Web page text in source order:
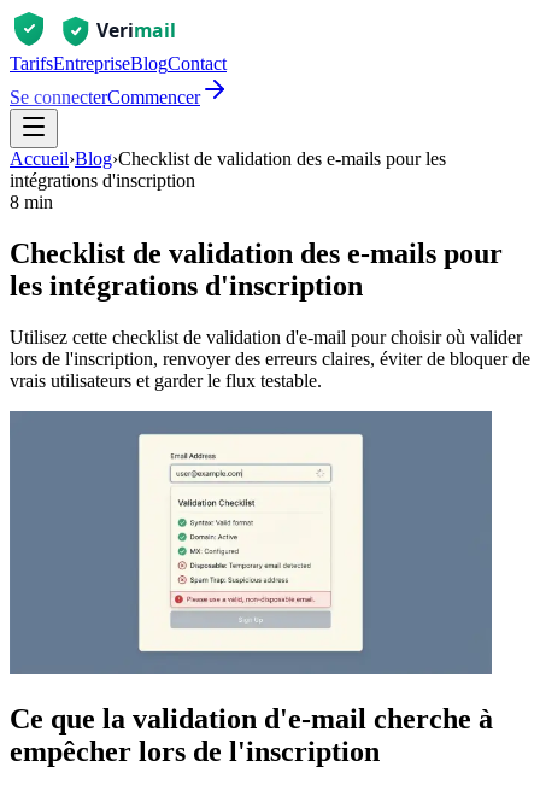
TarifsEntrepriseBlogContact
Se connecterCommencer
Accueil›Blog›Checklist de validation des e‑mails pour les
intégrations d'inscription
8 min
Checklist de validation des e‑mails pour
les intégrations d'inscription
Utilisez cette checklist de validation d'e‑mail pour choisir où valider
lors de l'inscription, renvoyer des erreurs claires, éviter de bloquer de
vrais utilisateurs et garder le flux testable.
Ce que la validation d'e‑mail cherche à
empêcher lors de l'inscription